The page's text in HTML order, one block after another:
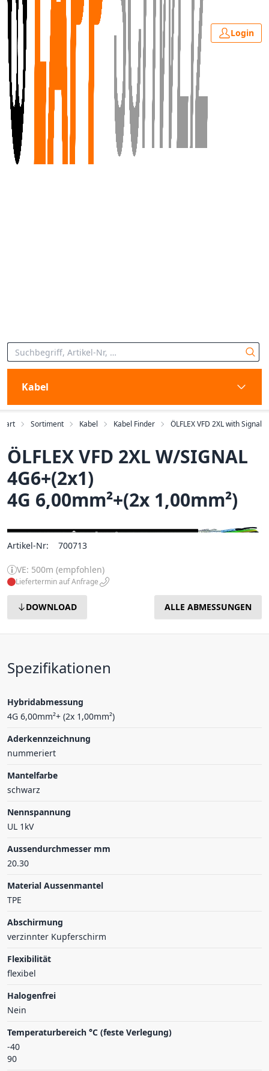
Login
Kabel
Sortiment Kabel Kabel Finder ÖLFLEX VFD 2XL with Signal
ÖLFLEX VFD 2XL W/SIGNAL
4G6+(2x1)
4G 6,00mm²+(2x 1,00mm²)
Artikel-Nr: 700713
VE: 500m (empfohlen)
Liefertermin auf Anfrage
DOWNLOAD ALLE ABMESSUNGEN
Spezifikationen
Hybridabmessung
4G 6,00mm²+ (2x 1,00mm²)
Aderkennzeichnung
nummeriert
Mantelfarbe
schwarz
Nennspannung
UL 1kV
Aussendurchmesser mm
20.30
Material Aussenmantel
TPE
Abschirmung
verzinnter Kupferschirm
Flexibilität
flexibel
Halogenfrei
Nein
Temperaturbereich °C (feste Verlegung)
-40
90